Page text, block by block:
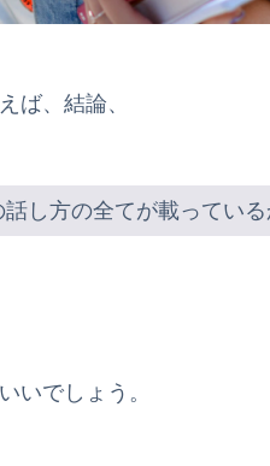
ば、結論、
し方の全てが載っている
いでしょう。